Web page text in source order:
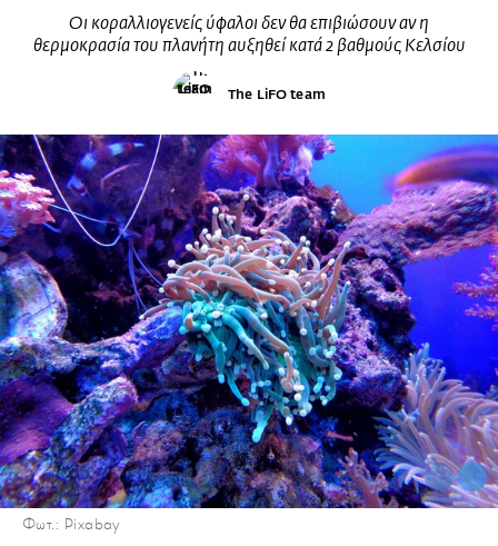
Oι κοραλλιογενείς ύφαλοι δεν θα επιβιώσουν αν η
θερμοκρασία του πλανήτη αυξηθεί κατά 2 βαθμούς Κελσίου
The LiFO team
Φωτ.: Pixabay